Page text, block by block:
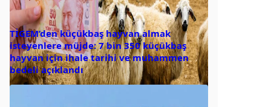
TİGEM’den küçükbaş hayvan almak
isteyenlere müjde: 7 bin 350 küçükbaş
hayvan için ihale tarihi ve muhammen
bedeli açıklandı